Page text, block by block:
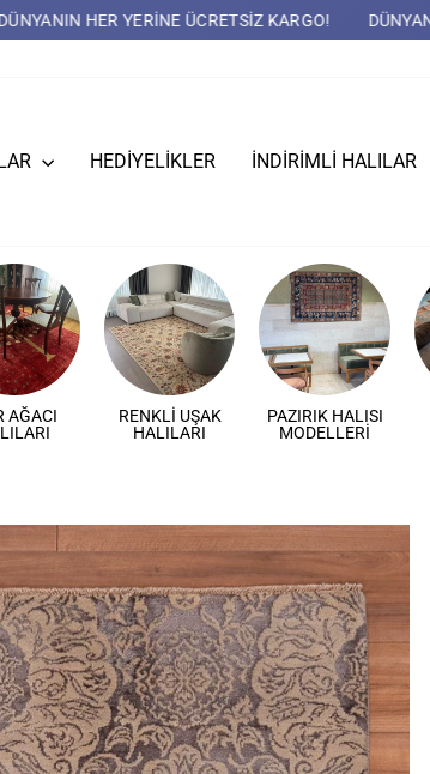
DÜNYANIN HER YERİNE ÜCRETSİZ KARGO!
HEDIYELIKLER İNDİRİMLİ HALILAR
AĞACI
RENKLI UŞAK
HALILARI
PAZIRIK HALISI
MODELLERI